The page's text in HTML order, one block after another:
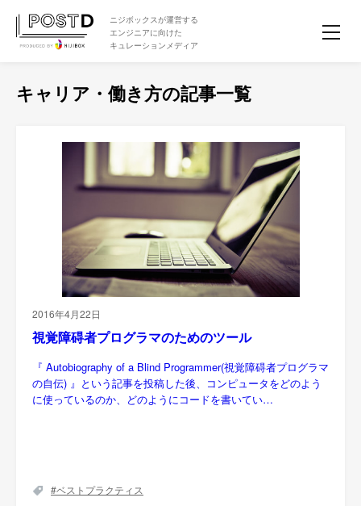
ニジボックスが運営する
エンジニアに向けた
キュレーションメディア
キャリア・働き方の記事一覧
2016年4月22日
視覚障碍者プログラマのためのツール
『 Autobiography of a Blind Programmer(視覚障碍者プログラマ
の自伝) 』という記事を投稿した後、コンピュータをどのよう
に使っているのか、どのようにコードを書いてい…
ベストプラクティス